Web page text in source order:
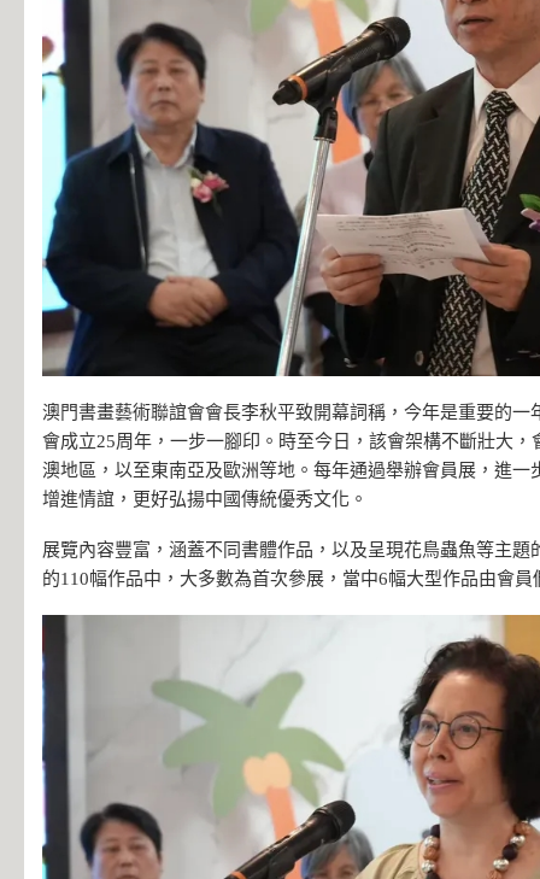
澳門書畫藝術聯誼會會長李秋平致開幕詞稱，今年是重要的一
會成立25周年，一步一腳印。時至今日，該會架構不斷壯大，
澳地區，以至東南亞及歐洲等地。每年通過舉辦會員展，進一
增進情誼，更好弘揚中國傳統優秀文化。
展覽內容豐富，涵蓋不同書體作品，以及呈現花鳥蟲魚等主題
的110幅作品中，大多數為首次參展，當中6幅大型作品由會員